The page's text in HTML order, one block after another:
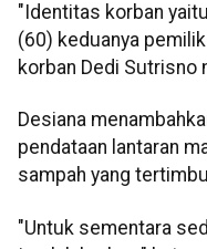
"Identitas korban
(60) keduanya
korban Dedi Sutrisno
Desiana
pendataan lantaran
sampah yang
"Untuk sementara